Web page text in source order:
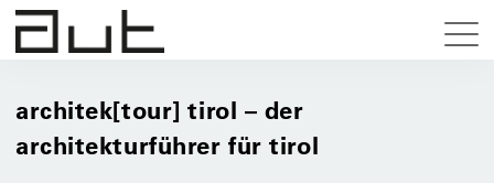
architek[tour] tirol – der
architekturführer für tirol